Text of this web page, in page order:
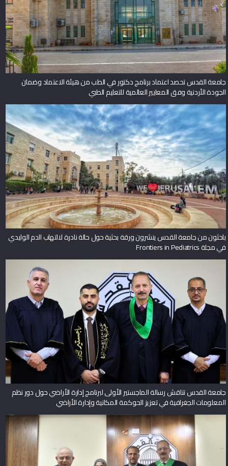
جامعة القدس تحصد اعتماد برنامج دكتور في الطب من هيئة الاعتماد وضمان
الجودة الأردنية وفق المعايير العالمية للتعليم الطبي
باحثون من جامعة القدس ينشرون ورقة بحثية حول حالة نادرة لالتهاب الدم الوليدي
في مجلة Frontiers in Pediatrics
جامعة القدس تناقش رسالة الماجستير الأولى لبرنامج إدارة الأراضي حول دور نظم
المعلومات الجغرافية في تعزيز الحوكمة المكانية وإدارة الأراضي